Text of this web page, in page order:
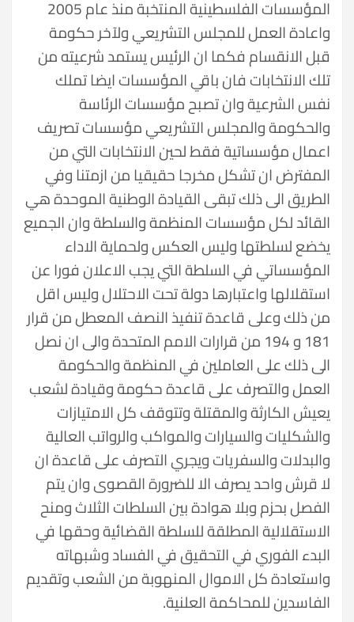
المؤسسات الفلسطينية المنتخبة منذ عام 2005
واعادة العمل للمجلس التشريعي ولآخر حكومة
قبل الانقسام فكما ان الرئيس يستمد شرعيته من
تلك الانتخابات فان باقي المؤسسات ايضا تملك
نفس الشرعية وان تصبح مؤسسات الرئاسة
والحكومة والمجلس التشريعي مؤسسات تصريف
اعمال مؤسساتية فقط لحين الانتخابات التي من
المفترض ان تشكل مخرجا حقيقيا من ازمتنا وفي
الطريق الى ذلك تبقى القيادة الوطنية الموحدة هي
القائد لكل مؤسسات المنظمة والسلطة وان الجميع
يخضع لسلطتها وليس العكس ولحماية الاداء
المؤسساتي في السلطة التي يجب الاعلان فورا عن
استقلالها واعتبارها دولة تحت الاحتلال وليس اقل
من ذلك وعلى قاعدة تنفيذ النصف المعطل من قرار
181 و 194 من قرارات الامم المتحدة والى ان نصل
الى ذلك على العاملين في المنظمة والحكومة
العمل والتصرف على قاعدة حكومة وقيادة لشعب
يعيش الكارثة والمقتلة وتتوقف كل الامتيازات
والشكليات والسيارات والمواكب والرواتب العالية
والبدلات والسفريات ويجري التصرف على قاعدة ان
لا قرش واحد يصرف الا للضرورة القصوى وان يتم
الفصل بحزم وبلا هوادة بين السلطات الثلاث ومنح
الاستقلالية المطلقة للسلطة القضائية وحقها في
البدء الفوري في التحقيق في الفساد وشبهاته
واستعادة كل الاموال المنهوبة من الشعب وتقديم
الفاسدين للمحاكمة العلنية.